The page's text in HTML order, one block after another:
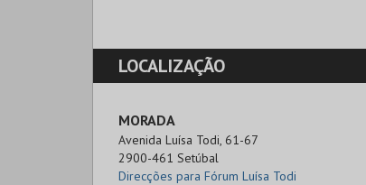
LOCALIZAÇÃO
MORADA
Avenida Luísa Todi, 61-67
2900-461 Setúbal
Direcções para Fórum Luísa Todi